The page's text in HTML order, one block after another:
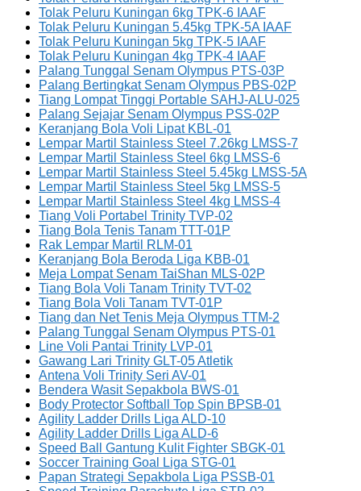
Tolak Peluru Kuningan 6kg TPK-6 IAAF
Tolak Peluru Kuningan 5.45kg TPK-5A IAAF
Tolak Peluru Kuningan 5kg TPK-5 IAAF
Tolak Peluru Kuningan 4kg TPK-4 IAAF
Palang Tunggal Senam Olympus PTS-03P
Palang Bertingkat Senam Olympus PBS-02P
Tiang Lompat Tinggi Portable SAHJ-ALU-025
Palang Sejajar Senam Olympus PSS-02P
Keranjang Bola Voli Lipat KBL-01
Lempar Martil Stainless Steel 7.26kg LMSS-7
Lempar Martil Stainless Steel 6kg LMSS-6
Lempar Martil Stainless Steel 5.45kg LMSS-5A
Lempar Martil Stainless Steel 5kg LMSS-5
Lempar Martil Stainless Steel 4kg LMSS-4
Tiang Voli Portabel Trinity TVP-02
Tiang Bola Tenis Tanam TTT-01P
Rak Lempar Martil RLM-01
Keranjang Bola Beroda Liga KBB-01
Meja Lompat Senam TaiShan MLS-02P
Tiang Bola Voli Tanam Trinity TVT-02
Tiang Bola Voli Tanam TVT-01P
Tiang dan Net Tenis Meja Olympus TTM-2
Palang Tunggal Senam Olympus PTS-01
Line Voli Pantai Trinity LVP-01
Gawang Lari Trinity GLT-05 Atletik
Antena Voli Trinity Seri AV-01
Bendera Wasit Sepakbola BWS-01
Body Protector Softball Top Spin BPSB-01
Agility Ladder Drills Liga ALD-10
Agility Ladder Drills Liga ALD-6
Speed Ball Gantung Kulit Fighter SBGK-01
Soccer Training Goal Liga STG-01
Papan Strategi Sepakbola Liga PSSB-01